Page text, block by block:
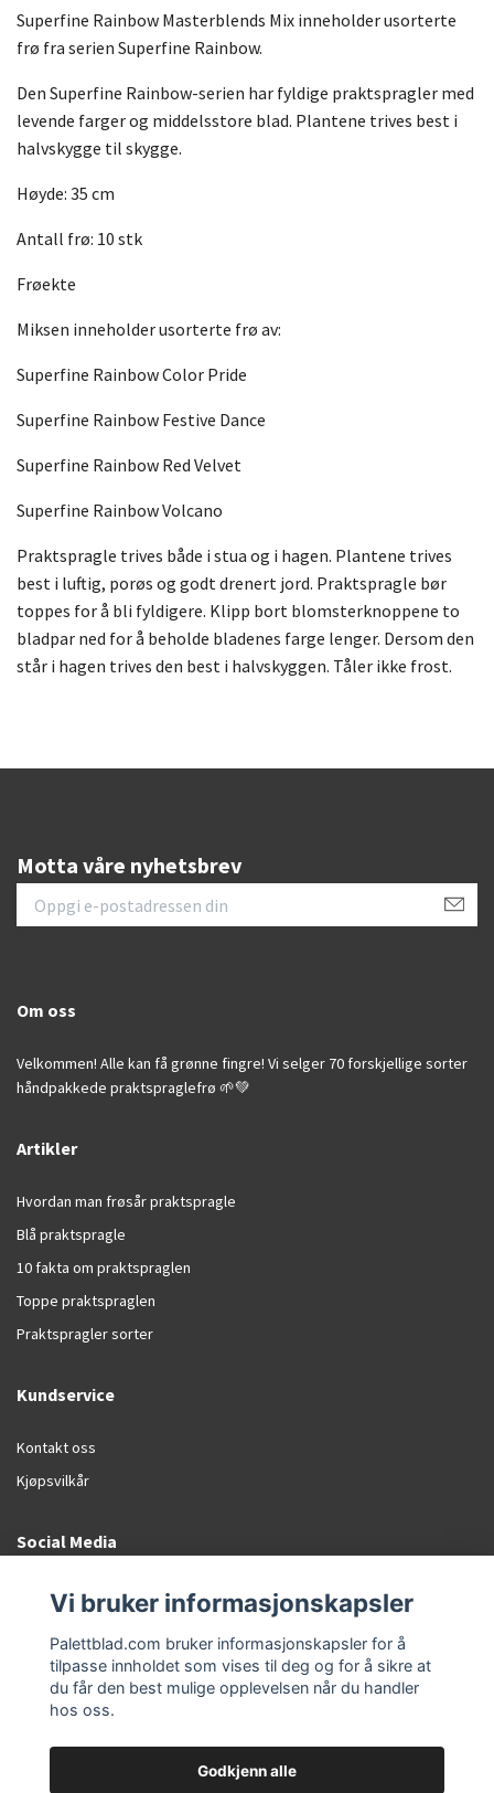
Superfine Rainbow Masterblends Mix inneholder usorterte
frø fra serien Superfine Rainbow.
Den Superfine Rainbow-serien har fyldige praktspragler med
levende farger og middelsstore blad. Plantene trives best i
halvskygge til skygge.
Høyde: 35 cm
Antall frø: 10 stk
Frøekte
Miksen inneholder usorterte frø av:
Superfine Rainbow Color Pride
Superfine Rainbow Festive Dance
Superfine Rainbow Red Velvet
Superfine Rainbow Volcano
Praktspragle trives både i stua og i hagen. Plantene trives
best i luftig, porøs og godt drenert jord. Praktspragle bør
toppes for å bli fyldigere. Klipp bort blomsterknoppene to
bladpar ned for å beholde bladenes farge lenger. Dersom den
står i hagen trives den best i halvskyggen. Tåler ikke frost.
Motta våre nyhetsbrev
Om oss
Velkommen! Alle kan få grønne fingre! Vi selger 70 forskjellige sorter
håndpakkede praktspraglefrø 🌱💚
Artikler
Hvordan man frøsår praktspragle
Blå praktspragle
10 fakta om praktspraglen
Toppe praktspraglen
Praktspragler sorter
Kundservice
Kontakt oss
Kjøpsvilkår
Social Media
Facebook
Vi bruker informasjonskapsler
Palettblad.com bruker informasjonskapsler for å
tilpasse innholdet som vises til deg og for å sikre at
du får den best mulige opplevelsen når du handler
hos oss.
Godkjenn alle